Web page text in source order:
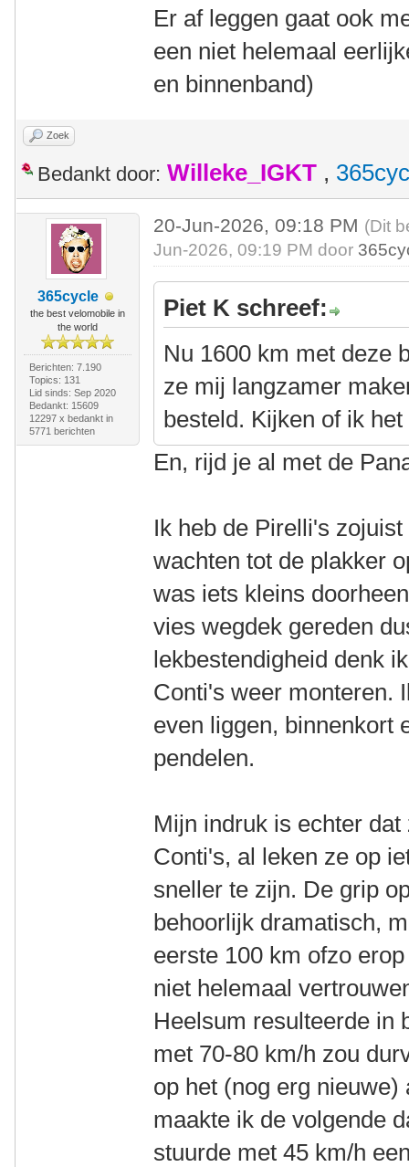
Er af leggen gaat ook
een niet helemaal
en binnenband)
Zoek
Bedankt door: Willeke_IGKT ,
365cycle
the best velomobile in
the world
Berichten: 7.190
Topics: 131
Lid sinds: Sep 2020
Bedankt: 15609
12297 x bedankt in
5771 berichten
20-Jun-2026, 09:18 PM (Dit
Jun-2026, 09:19 PM door
Piet K schreef:
Nu 1600 km met deze
ze mij langzamer
besteld. Kijken of ik
En, rijd je al met de
Ik heb de Pirelli's
wachten tot de plakker
was iets kleins
vies wegdek gereden
lekbestendigheid denk
Conti's weer monteren.
even liggen, binnenkort
pendelen.
Mijn indruk is echter
Conti's, al leken ze op
sneller te zijn. De grip
behoorlijk dramatisch,
eerste 100 km ofzo
niet helemaal
Heelsum resulteerde in
met 70-80 km/h zou
op het (nog erg
maakte ik de volgende
stuurde met 45 km/h